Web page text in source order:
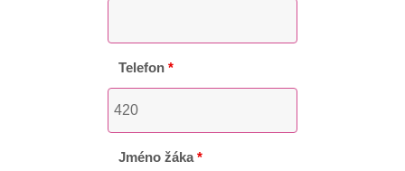
Telefon*
Jméno žáka*